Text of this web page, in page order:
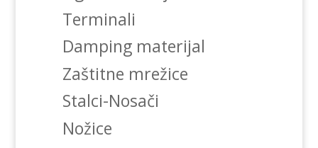
Terminali
Damping materijal
Zaštitne mrežice
Stalci-Nosači
Nožice